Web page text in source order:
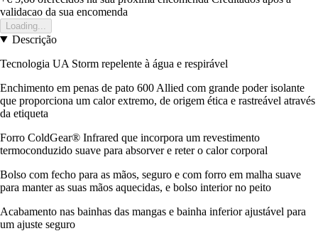
validacao da sua encomenda
Loading...
Descrição
Tecnologia UA Storm repelente à água e respirável
Enchimento em penas de pato 600 Allied com grande poder isolante
que proporciona um calor extremo, de origem ética e rastreável através
da etiqueta
Forro ColdGear® Infrared que incorpora um revestimento
termoconduzido suave para absorver e reter o calor corporal
Bolso com fecho para as mãos, seguro e com forro em malha suave
para manter as suas mãos aquecidas, e bolso interior no peito
Acabamento nas bainhas das mangas e bainha inferior ajustável para
um ajuste seguro